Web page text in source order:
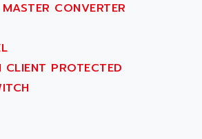
CONVERTER
PROTECTED